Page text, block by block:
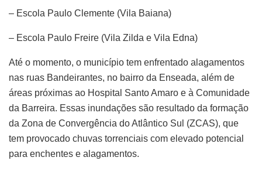
– Escola Paulo Clemente (Vila Baiana)
– Escola Paulo Freire (Vila Zilda e Vila Edna)
Até o momento, o município tem enfrentado alagamentos
nas ruas Bandeirantes, no bairro da Enseada, além de
áreas próximas ao Hospital Santo Amaro e à Comunidade
da Barreira. Essas inundações são resultado da formação
da Zona de Convergência do Atlântico Sul (ZCAS), que
tem provocado chuvas torrenciais com elevado potencial
para enchentes e alagamentos.